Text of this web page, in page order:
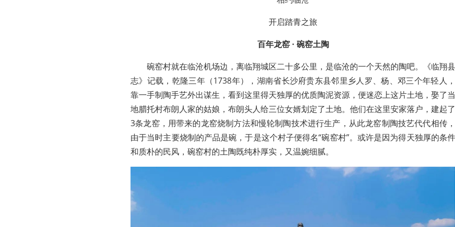
开启踏青之旅
百年龙窑 · 碗窑土陶
碗窑村就在临沧机场边，离临翔城区二十多公里，是临沧的一个天然的陶吧。《临翔县
志》记载，乾隆三年（1738年），湖南省长沙府贵东县邻里乡人罗、杨、邓三个年轻人，
靠一手制陶手艺外出谋生，看到这里得天独厚的优质陶泥资源，便迷恋上这片土地，娶了当
地腊托村布朗人家的姑娘，布朗头人给三位女婿划定了土地。他们在这里安家落户，建起了
3条龙窑，用带来的龙窑烧制方法和慢轮制陶技术进行生产，从此龙窑制陶技艺代代相传，
由于当时主要烧制的产品是碗，于是这个村子便得名“碗窑村”。或许是因为得天独厚的条件
和质朴的民风，碗窑村的土陶既纯朴厚实，又温婉细腻。